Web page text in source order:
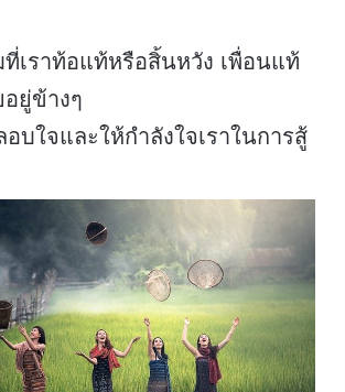
เราท้อแท้หรือสิ้นหวัง เพื่อนแท้
ยู่ข้างๆ
บใจและให้กำลังใจเราในการสู้